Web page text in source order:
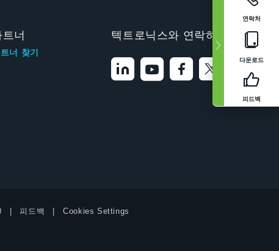
연락처
다운로드
피드백
트너
너 찾기
텍트로닉스와 연락하기
피드백 Cookies Settings